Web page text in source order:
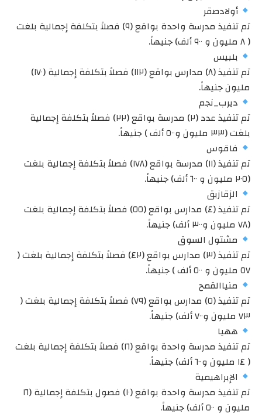
أولادصقر
تم تنفيذ مدرسة واحدة بواقع (٩) فصلاً بتكلفة إجمالية بلغت
( ٨ مليون و ٩٠٠ ألف) جنيهاً.
بلبيس
تم تنفيذ (٨) مدارس بواقع (١١٢) فصلاً بتكلفة إجمالية (١٧٠)
مليون جنيهاً.
ديرب_نجم
تم تنفيذ عدد (٢) مدرسة بواقع (٢٢) فصلاً بتكلفة إجمالية
بلغت (٣٣ مليون و٥٠٠ ألف ) جنيهاً.
فاقوس
تم تنفيذ (١١) مدرسة بواقع (١٧٨) فصلاً بتكلفة إجمالية بلغت
(٢٠٥ مليون و ٦٠٠ ألف) جنيهاً.
الزقازيق
تم تنفيذ (٤) مدارس بواقع (٥٥) فصلاً بتكلفة إجمالية بلغت
(٧٨ مليون و٣٠٠ ألف) جنيهاً.
مشتول السوق
تم تنفيذ (٣) مدارس بواقع (٤٢) فصلاً بتكلفة إجمالية بلغت (
٥٧ مليون و ٥٠٠ ألف ) جنيهاً.
منياالقمح
تم تنفيذ (٥) مدارس بواقع (٧٩) فصلاً بتكلفة إجمالية بلغت (
٧٣ مليون و٧٠٠ ألف) جنيهاً.
ههيا
تم تنفيذ مدرسة واحدة بواقع (١٦) فصلاً بتكلفة إجمالية بلغت
( ١٤ مليون و٦٠٠ ألف) جنيهاً.
الإبراهيمية
تم تنفيذ مدرسة واحدة بواقع (١٠) فصول بتكلفة إجمالية (١٦
مليون و ٥٠٠ ألف) جنيهاً.